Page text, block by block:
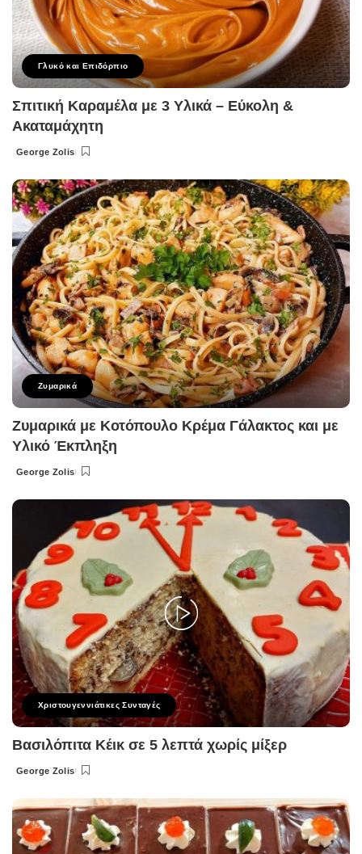
Γλυκό και Επιδόρπιο
Σπιτική Καραμέλα με 3 Υλικά – Εύκολη &
Ακαταμάχητη
Posted
George Zolis
Ζυμαρικά
Ζυμαρικά με Κοτόπουλο Κρέμα Γάλακτος και με
Υλικό Έκπληξη
Posted
George Zolis
Χριστουγεννιάτικες Συνταγές
Βασιλόπιτα Κέικ σε 5 λεπτά χωρίς μίξερ
Posted
George Zolis